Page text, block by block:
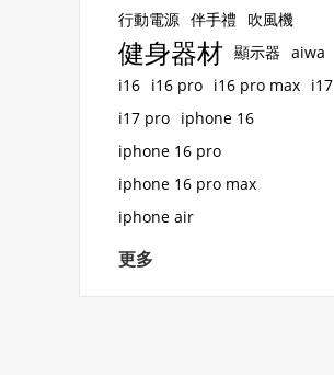
行動電源 伴手禮 吹風機
健身器材 顯示器 aiwa
i16 i16 pro i16 pro max i17
i17 pro iphone 16
iphone 16 pro
iphone 16 pro max
iphone air
更多